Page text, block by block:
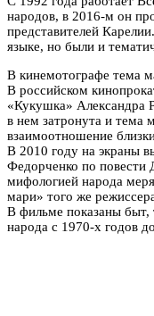
народов, в 2016-м он
представителей
языке, но были и
В кинемотографе тема
В российском
«Кукушка» Александра
в нем затронута и тема
взаимоотношение
В 2010 году на экраны
Федорченко по повести
мифологией народа
мари» того же
В фильме показаны быт,
народа с 1970-х годов